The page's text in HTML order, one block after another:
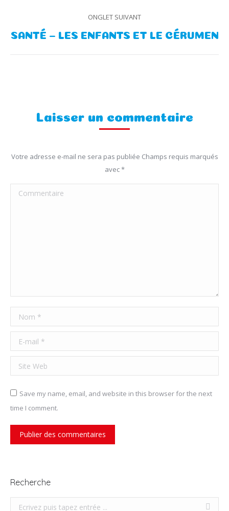
ONGLET SUIVANT
Onglet
SANTÉ – LES ENFANTS ET LE CÉRUMEN
Laisser un commentaire
Votre adresse e-mail ne sera pas publiée Champs requis marqués
avec*
Commentaire
Nom *
E-mail *
Site Web
Save my name, email, and website in this browser for the next
time I comment.
Publier des commentaires
Recherche
Recherche